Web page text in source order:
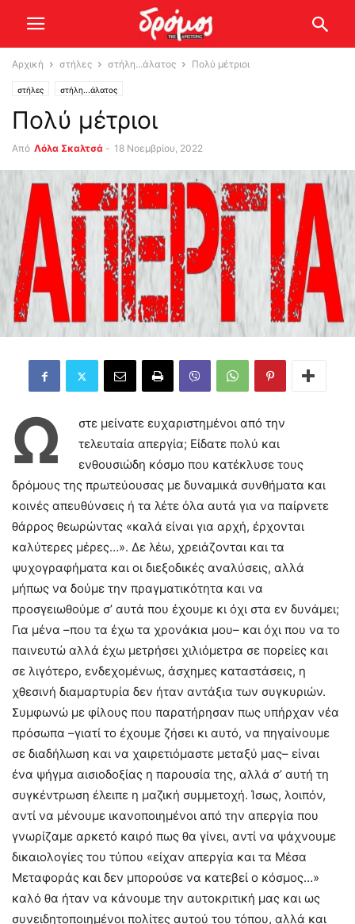
Αρχική στήλες στήλη...άλατος Πολύ μέτριοι
στήλες στήλη...άλατος
Πολύ μέτριοι
Από Λόλα Σκαλτσά - 18 Νοεμβρίου, 2022
Ώ
στε μείνατε ευχαριστημένοι από την
τελευταία απεργία; Είδατε πολύ και
ενθουσιώδη κόσμο που κατέκλυσε τους
δρόμους της πρωτεύουσας με δυναμικά συνθήματα και
κοινές απευθύνσεις ή τα λέτε όλα αυτά για να παίρνετε
θάρρος θεωρώντας «καλά είναι για αρχή, έρχονται
καλύτερες μέρες…». Δε λέω, χρειάζονται και τα
ψυχογραφήματα και οι διεξοδικές αναλύσεις, αλλά
μήπως να δούμε την πραγματικότητα και να
προσγειωθούμε σ’ αυτά που έχουμε κι όχι στα εν δυνάμει;
Για μένα –που τα έχω τα χρονάκια μου– και όχι που να το
παινευτώ αλλά έχω μετρήσει χιλιόμετρα σε πορείες και
σε λιγότερο, ενδεχομένως, άσχημες καταστάσεις, η
χθεσινή διαμαρτυρία δεν ήταν αντάξια των συγκυριών.
Συμφωνώ με φίλους που παρατήρησαν πως υπήρχαν νέα
πρόσωπα –γιατί το έχουμε ζήσει κι αυτό, να πηγαίνουμε
σε διαδήλωση και να χαιρετιόμαστε μεταξύ μας– είναι
ένα ψήγμα αισιοδοξίας η παρουσία της, αλλά σ’ αυτή τη
συγκέντρωση έλειπε η μαζική συμμετοχή. Ίσως, λοιπόν,
αντί να μένουμε ικανοποιημένοι από την απεργία που
γνωρίζαμε αρκετό καιρό πως θα γίνει, αντί να ψάχνουμε
δικαιολογίες του τύπου «είχαν απεργία και τα Μέσα
Μεταφοράς και δεν μπορούσε να κατεβεί ο κόσμος…»
καλό θα ήταν να κάνουμε την αυτοκριτική μας και ως
συνειδητοποιημένοι πολίτες αυτού του τόπου, αλλά και